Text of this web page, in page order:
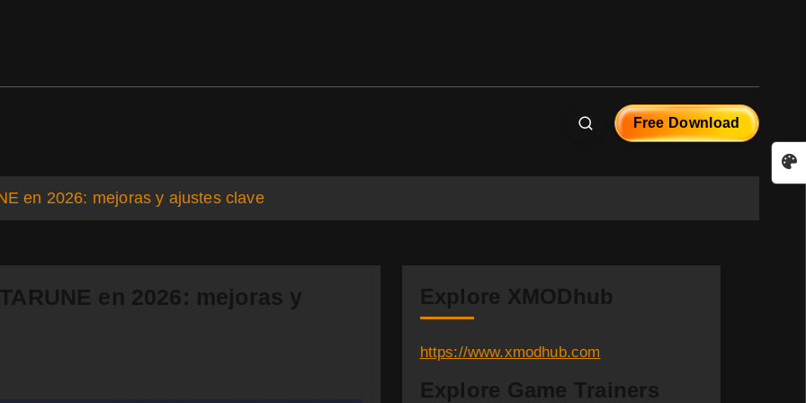
Free Download
en 2026: mejoras y ajustes clave
en 2026: mejoras y
Explore XMODhub
https://www.xmodhub.com
Explore Game Trainers